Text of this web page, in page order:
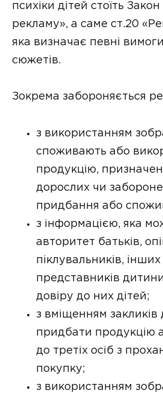
психіки дітей стоїть
рекламу», а саме ст.20
яка визначає певні
сюжетів.
Зокрема забороняється
з використанням
споживають або
продукцію,
дорослих чи
придбання або
з інформацією, яка
авторитет батьків,
піклувальників,
представників
довіру до них дітей;
з вміщенням закликів
придбати продукцію
до третіх осіб з
покупку;
з використанням